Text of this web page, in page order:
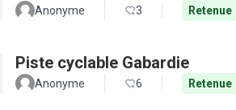
Anonyme 3 Retenue
Piste cyclable Gabardie
Anonyme 6 Retenue